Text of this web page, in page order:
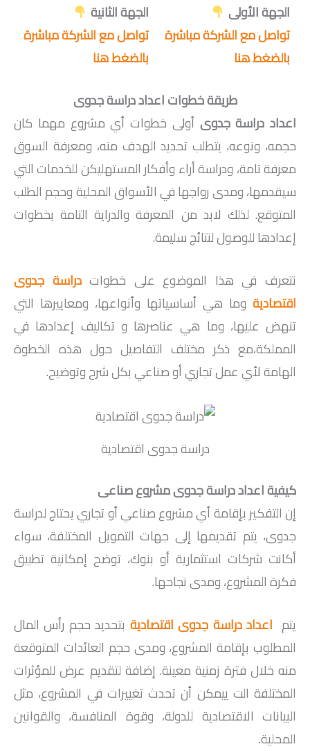
الجهة الأولى
تواصل مع الشركة مباشرة
بالضغط هنا
الجهة الثانية
تواصل مع الشركة مباشرة
بالضغط هنا
طريقة خطواتاعداد دراسة جدوى
اعداد دراسة جدوىأولى خطوات أي مشروع مهما كان
حجمه، ونوعه، يتطلب تحديد الهدف منه، ومعرفة السوق
معرفة تامة، ودراسة أراء وأفكار المستهليكن للخدمات التي
سيقدمها، ومدى رواجها في الأسواق المحلية وحجم الطلب
المتوقع. لذلك لابد من المعرفة والدراية التامة بخطوات
إعدادها للوصول لنتائج سليمة.
نتعرف في هذا الموضوع على خطواتدراسة جدوى
اقتصادية وما هي أساسياتها وأنواعها، ومعاييرها التي
تنهض عليها، وما هي عناصرها و تكاليف إعدادها في
المملكة،مع ذكر مختلف التفاصيل حول هذه الخطوة
الهامة لأي عمل تجاري أو صناعي بكل شرح وتوضيح.
دراسة جدوى اقتصادية
كيفية اعداد دراسة جدوى مشروع صناعى
إن التفكير بإقامة أي مشروع صناعي أو تجاري يحتاج لدراسة
جدوى، يتم تقديمها إلى جهات التمويل المختلفة، سواء
أكانت شركات استثمارية أو بنوك، توضح إمكانية تطبيق
فكرة المشروع، ومدى نجاحها.
يتم اعداد دراسة جدوى اقتصادية بتحديد حجم رأس المال
المطلوب بإقامة المشروع، ومدى حجم العائدات المتوقعة
منه خلال فترة زمنية معينة. إضافة لتقديم عرض للمؤثرات
المختلفة الت ييمكن أن تحدث تغييرات في المشروع، مثل
البيانات الاقتصادية للدولة، وقوة المنافسة، والقوانين
المحلية.